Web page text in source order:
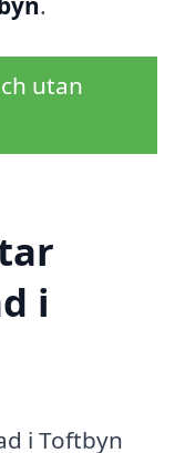
utan
i
i Toftbyn